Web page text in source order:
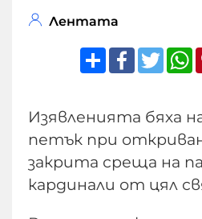
Лентата
ShareFacebook
Изявленията бяха
петък при
закрита среща на
кардинали от цял